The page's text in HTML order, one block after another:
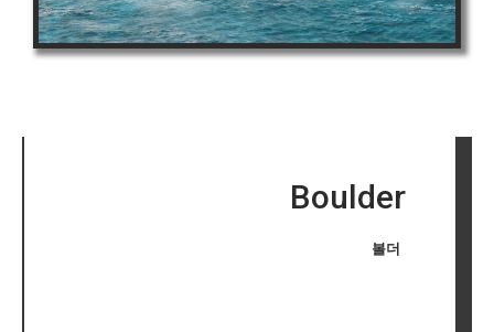
Boulder
볼더